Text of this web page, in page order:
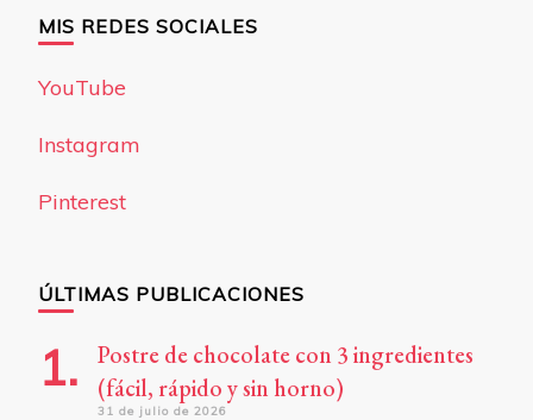
MIS REDES SOCIALES
YouTube
Instagram
Pinterest
ÚLTIMAS PUBLICACIONES
Postre de chocolate con 3 ingredientes
(fácil, rápido y sin horno)
31 de julio de 2026